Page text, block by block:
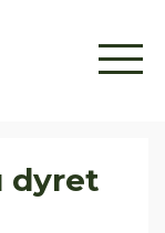
dyret